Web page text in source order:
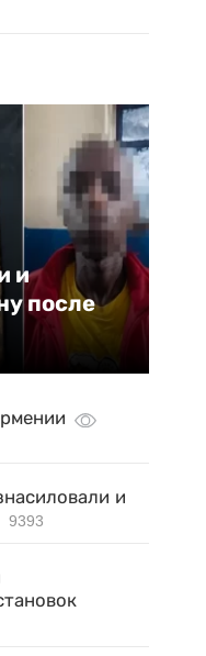
и
после
и
9393